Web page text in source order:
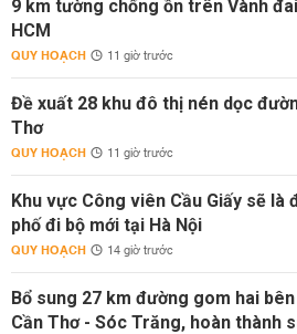
9 km tường chống ồn trên Vành
HCM
QUY HOẠCH 11 giờ trước
Đề xuất 28 khu đô thị nén dọc
Thơ
QUY HOẠCH 11 giờ trước
Khu vực Công viên Cầu Giấy sẽ là
phố đi bộ mới tại Hà Nội
QUY HOẠCH 14 giờ trước
Bổ sung 27 km đường gom hai
Cần Thơ - Sóc Trăng, hoàn thành